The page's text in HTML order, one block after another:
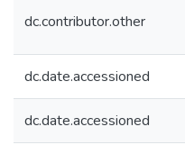
dc.contributor.other
dc.date.accessioned
dc.date.accessioned